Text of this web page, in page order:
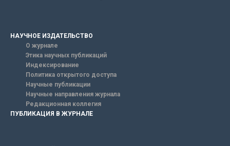
НАУЧНОЕ ИЗДАТЕЛЬСТВО
О журнале
Этика научных публикаций
Индексирование
Политика открытого доступа
Научные публикации
Научные направления журнала
Редакционная коллегия
ПУБЛИКАЦИЯ В ЖУРНАЛЕ